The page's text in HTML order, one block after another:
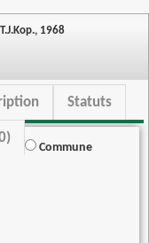
1968
Statuts
Commune